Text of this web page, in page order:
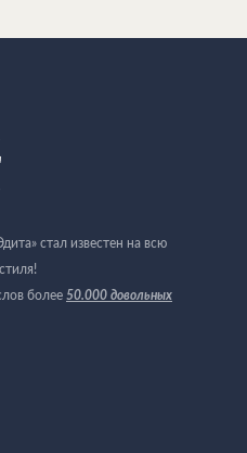
стал известен на всю
более 50.000 довольных